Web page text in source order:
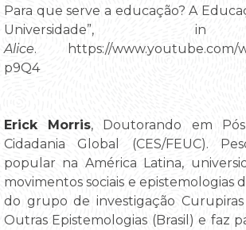
Para que serve a educação? A
Alice. https://www.youtube.com/
p9Q4
Erick Morris, Doutorando em
Cidadania Global (CES/FEUC).
popular na América Latina,
movimentos sociais e epistemologias
do grupo de investigação
Outras Epistemologias (Brasil) e faz